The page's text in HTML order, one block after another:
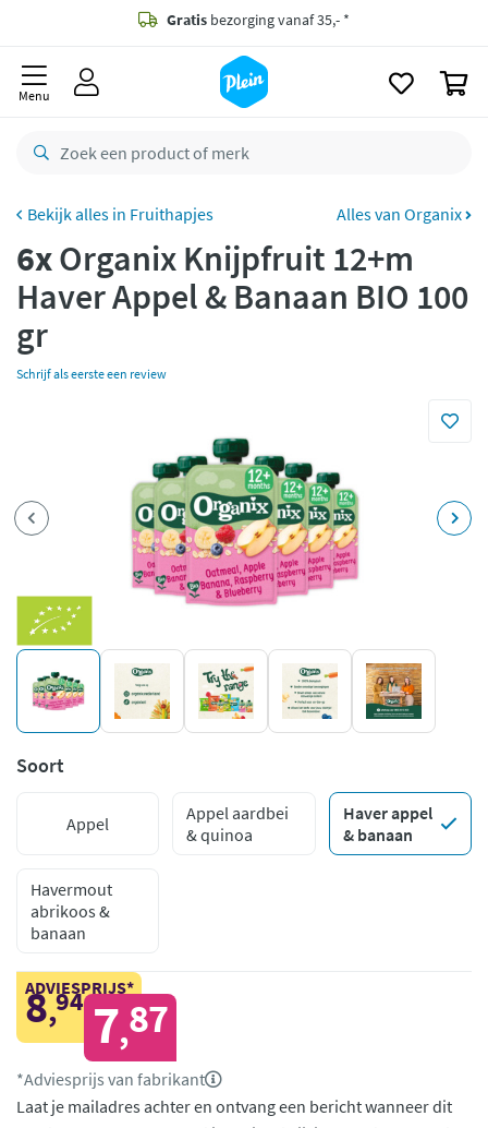
Gratis bezorging vanaf 35,- *
Bestelling uiterlijkzaterdag
retourneren
CO2 neutraal
Betaal met Klarna
Menu
Fruithapjes Alles van Organix
6xOrganix Knijpfruit 12+m
Haver Appel & Banaan BIO 100
gr
Schrijf als eerste een review
Soort
Appel
Appel aardbei
& quinoa
Haver appel
& banaan
Havermout
abrikoos &
banaan
ADVIESPRIJS*
8,94 7,87
*Adviesprijs van fabrikant
Laat je mailadres achter en ontvang een bericht wanneer dit